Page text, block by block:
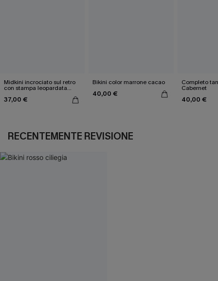
Midkini incrociato sul retro
con stampa leopardata
37,00 €
Bikini color marrone cacao
40,00 €
Completo
Cabernet
40,00 €
RECENTEMENTE REVISIONE